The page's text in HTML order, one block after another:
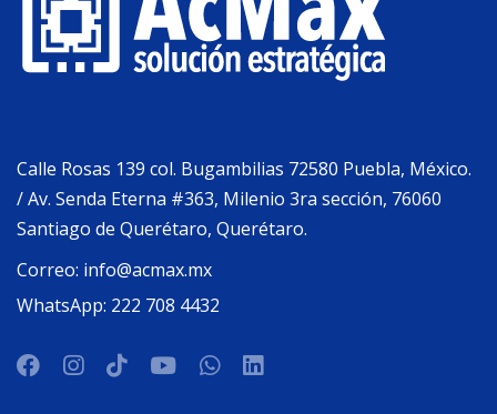
Calle Rosas 139 col. Bugambilias 72580 Puebla, México.
/ Av. Senda Eterna #363, Milenio 3ra sección, 76060
Santiago de Querétaro, Querétaro.
Correo: info@acmax.mx
WhatsApp: 222 708 4432